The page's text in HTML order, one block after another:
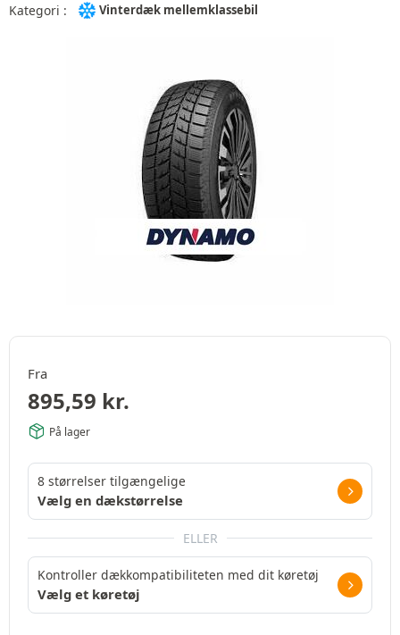
Kategori : Vinterdæk mellemklassebil
Fra
895,59 kr.
På lager
8 størrelser tilgængelige
Vælg en dækstørrelse
ELLER
Kontroller dækkompatibiliteten med dit køretøj
Vælg et køretøj